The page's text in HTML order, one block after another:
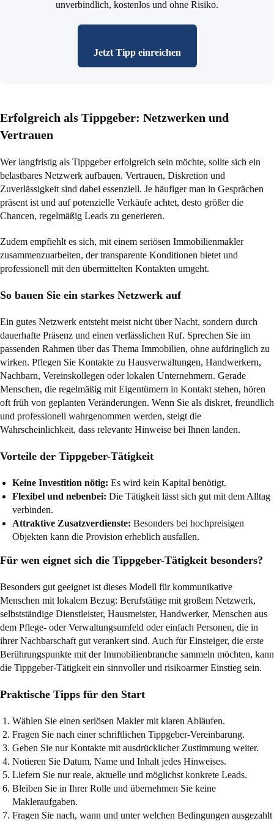
unverbindlich, kostenlos und ohne Risiko.
Jetzt Tipp einreichen
Erfolgreich als Tippgeber: Netzwerken und
Vertrauen
Wer langfristig als Tippgeber erfolgreich sein möchte, sollte sich ein
belastbares Netzwerk aufbauen. Vertrauen, Diskretion und
Zuverlässigkeit sind dabei essenziell. Je häufiger man in Gesprächen
präsent ist und auf potenzielle Verkäufe achtet, desto größer die
Chancen, regelmäßig Leads zu generieren.
Zudem empfiehlt es sich, mit einem seriösen Immobilienmakler
zusammenzuarbeiten, der transparente Konditionen bietet und
professionell mit den übermittelten Kontakten umgeht.
So bauen Sie ein starkes Netzwerk auf
Ein gutes Netzwerk entsteht meist nicht über Nacht, sondern durch
dauerhafte Präsenz und einen verlässlichen Ruf. Sprechen Sie im
passenden Rahmen über das Thema Immobilien, ohne aufdringlich zu
wirken. Pflegen Sie Kontakte zu Hausverwaltungen, Handwerkern,
Nachbarn, Vereinskollegen oder lokalen Unternehmern. Gerade
Menschen, die regelmäßig mit Eigentümern in Kontakt stehen, hören
oft früh von geplanten Veränderungen. Wenn Sie als diskret, freundlich
und professionell wahrgenommen werden, steigt die
Wahrscheinlichkeit, dass relevante Hinweise bei Ihnen landen.
Vorteile der Tippgeber-Tätigkeit
Keine Investition nötig: Es wird kein Kapital benötigt.
Flexibel und nebenbei: Die Tätigkeit lässt sich gut mit dem Alltag
verbinden.
Attraktive Zusatzverdienste: Besonders bei hochpreisigen
Objekten kann die Provision erheblich ausfallen.
Für wen eignet sich die Tippgeber-Tätigkeit besonders?
Besonders gut geeignet ist dieses Modell für kommunikative
Menschen mit lokalem Bezug: Berufstätige mit großem Netzwerk,
selbstständige Dienstleister, Hausmeister, Handwerker, Menschen aus
dem Pflege- oder Verwaltungsumfeld oder einfach Personen, die in
ihrer Nachbarschaft gut verankert sind. Auch für Einsteiger, die erste
Berührungspunkte mit der Immobilienbranche sammeln möchten, kann
die Tippgeber-Tätigkeit ein sinnvoller und risikoarmer Einstieg sein.
Praktische Tipps für den Start
Wählen Sie einen seriösen Makler mit klaren Abläufen.
Fragen Sie nach einer schriftlichen Tippgeber-Vereinbarung.
Geben Sie nur Kontakte mit ausdrücklicher Zustimmung weiter.
Notieren Sie Datum, Name und Inhalt jedes Hinweises.
Liefern Sie nur reale, aktuelle und möglichst konkrete Leads.
Bleiben Sie in Ihrer Rolle und übernehmen Sie keine
Makleraufgaben.
Fragen Sie nach, wann und unter welchen Bedingungen ausgezahlt